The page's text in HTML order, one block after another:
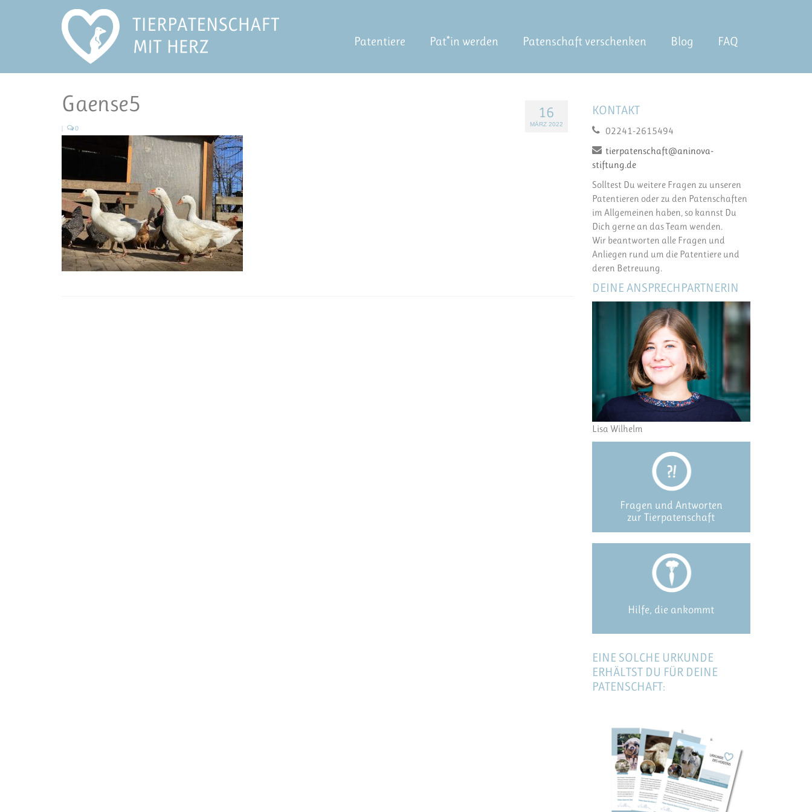
Patentiere Pat*in werden Patenschaft verschenken Blog FAQ
16
MÄRZ 2022
Gaense5
0
KONTAKT
02241-2615494
tierpatenschaft@aninova-
stiftung.de
Solltest Du weitere Fragen zu unseren
Patentieren oder zu den Patenschaften
im Allgemeinen haben, so kannst Du
Dich gerne an das Team wenden.
Wir beantworten alle Fragen und
Anliegen rund um die Patentiere und
deren Betreuung.
DEINE ANSPRECHPARTNERIN
Lisa Wilhelm
Fragen und Antworten
zur Tierpatenschaft
Hilfe, die ankommt
EINE SOLCHE URKUNDE
ERHÄLTST DU FÜR DEINE
PATENSCHAFT: